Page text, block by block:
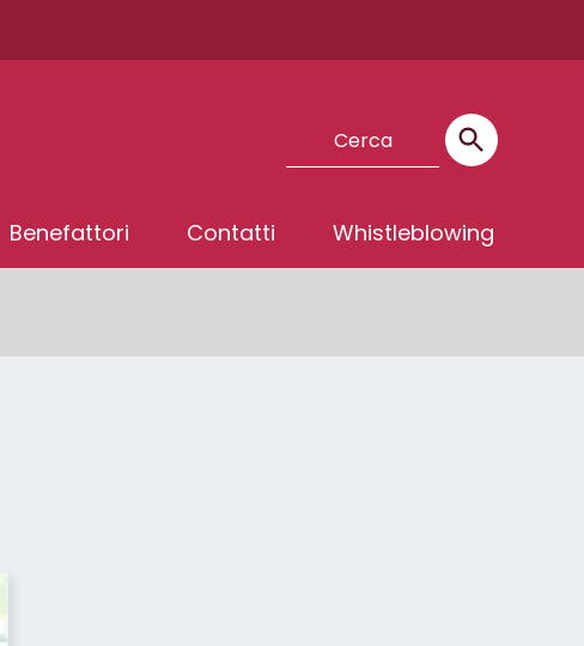
Benefattori Contatti Whistleblowing